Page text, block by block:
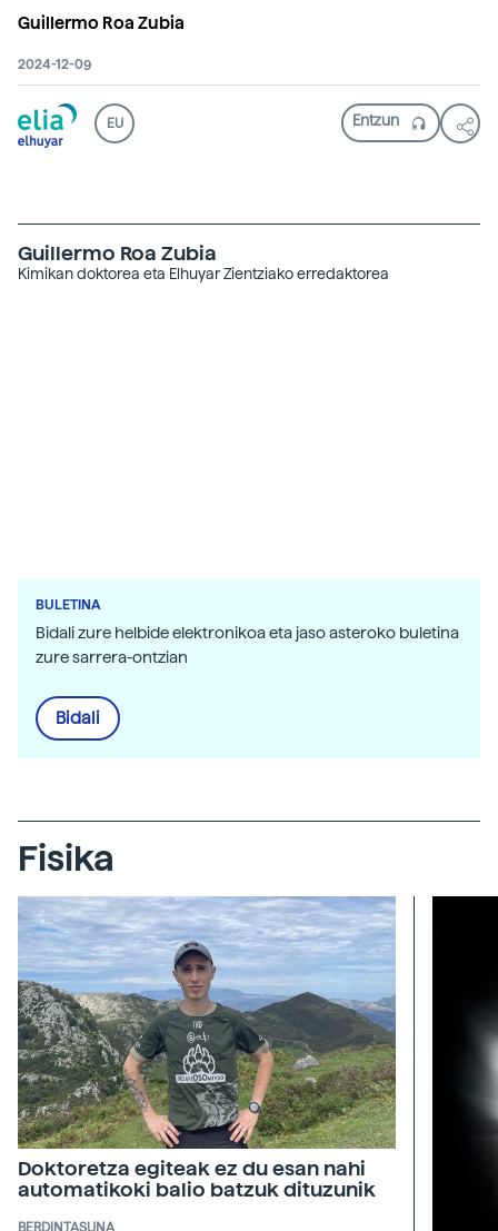
Guillermo Roa Zubia
2024-12-09
EU
Guillermo Roa Zubia
Kimikan doktorea eta Elhuyar Zientziako erredaktorea
BULETINA
Bidali zure helbide elektronikoa eta jaso asteroko buletina
zure sarrera-ontzian
Bidali
Fisika
Doktoretza egiteak ez du esan nahi
automatikoki balio batzuk dituzunik
BERDINTASUNA